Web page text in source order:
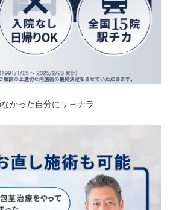
かった自分にサヨナラ